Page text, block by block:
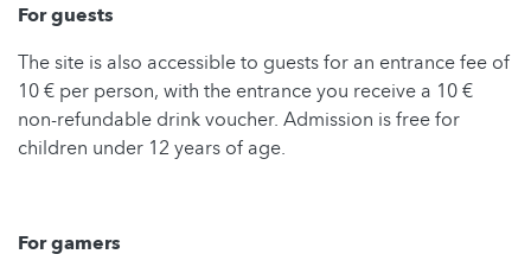
For guests
The site is also accessible to guests for an entrance fee of
10 € per person, with the entrance you receive a 10 €
non-refundable drink voucher. Admission is free for
children under 12 years of age.
For gamers